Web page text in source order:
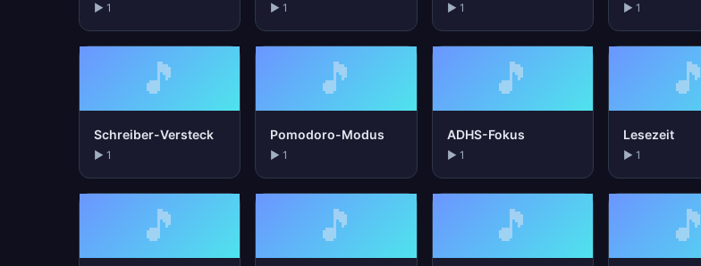
▶ 1 ▶ 1 ▶ 1 ▶ 1
🎵
Schreiber-Versteck
▶ 1
🎵
Pomodoro-Modus
▶ 1
🎵
ADHS-Fokus
▶ 1
🎵
Lesezeit
▶ 1
🎵 🎵 🎵 🎵